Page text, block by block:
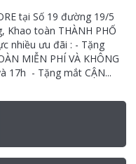
tại Số 19 đường 19/5
Khao toàn THÀNH PHỐ
nhiều ưu đãi : - Tặng
MIỄN PHÍ VÀ KHÔNG
17h - Tặng mắt CẬN...